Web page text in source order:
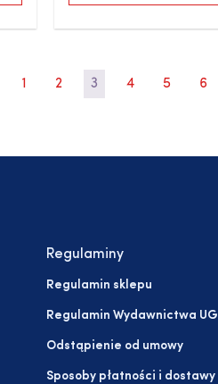
1 2 3 4 5 6
Regulaminy
Regulamin sklepu
Regulamin Wydawnictwa UG
Odstąpienie od umowy
Sposoby płatności i dostawy